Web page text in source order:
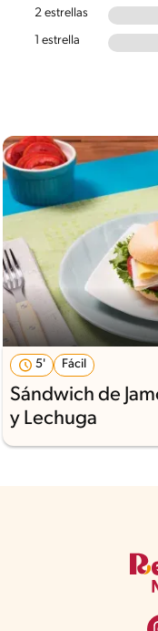
2 estrellas
1 estrella
5' Fácil
Sándwich de
y Lechuga